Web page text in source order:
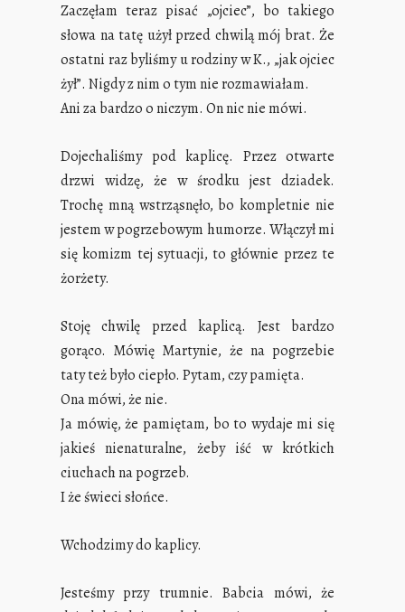
Zaczęłam teraz pisać „ojciec”, bo takiego
słowa na tatę użył przed chwilą mój brat. Że
ostatni raz byliśmy u rodziny w K., „jak ojciec
żył”. Nigdy z nim o tym nie rozmawiałam.
Ani za bardzo o niczym. On nic nie mówi.
Dojechaliśmy pod kaplicę. Przez otwarte
drzwi widzę, że w środku jest dziadek.
Trochę mną wstrząsnęło, bo kompletnie nie
jestem w pogrzebowym humorze. Włączył mi
się komizm tej sytuacji, to głównie przez te
żorżety.
Stoję chwilę przed kaplicą. Jest bardzo
gorąco. Mówię Martynie, że na pogrzebie
taty też było ciepło. Pytam, czy pamięta.
Ona mówi, że nie.
Ja mówię, że pamiętam, bo to wydaje mi się
jakieś nienaturalne, żeby iść w krótkich
ciuchach na pogrzeb.
I że świeci słońce.
Wchodzimy do kaplicy.
Jesteśmy przy trumnie. Babcia mówi, że